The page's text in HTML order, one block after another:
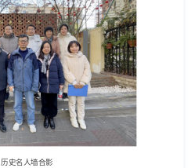
历史名人墙合影